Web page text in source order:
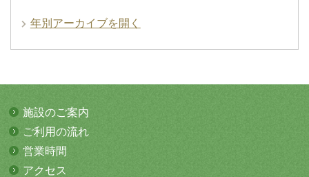
年別アーカイブを開く
施設のご案内
ご利用の流れ
営業時間
アクセス